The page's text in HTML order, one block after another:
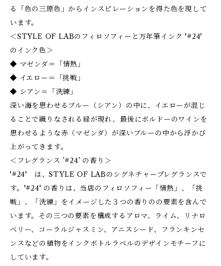
る「色の三原色」からインスピレーションを得た色を現して
います。
＜STYLE OF LABのフィロソフィーと万年筆インク '#24'
のインク色＞
◆ マゼンダ＝「情熱」
◆ イエロー＝「挑戦」
◆ シアン＝「洗練」
深い海を思わせるブルー（シアン）の中に、イエローが混じ
ることで織りなされる緑が現れ、最後にボルドーのワインを
思わせるような赤（マゼンダ）が深いブルーの中から浮かび
上がってきます。
＜フレグランス ’#24’ の香り＞
'#24' は、STYLE OF LABのシグネチャープレグランスで
す。'#24' の香りは、当店のフィロソフィー「情熱」、「挑
戦」、「洗練」をイメージした３つの香りのの要素を含んで
います。その三つの要素を構成するアロマ、ライム、リナロ
ベリー、コーラルジャスミン、アニスシード、フランキンセ
ンスなどの植物をインクボトルラベルのデザインモチーフに
しています。